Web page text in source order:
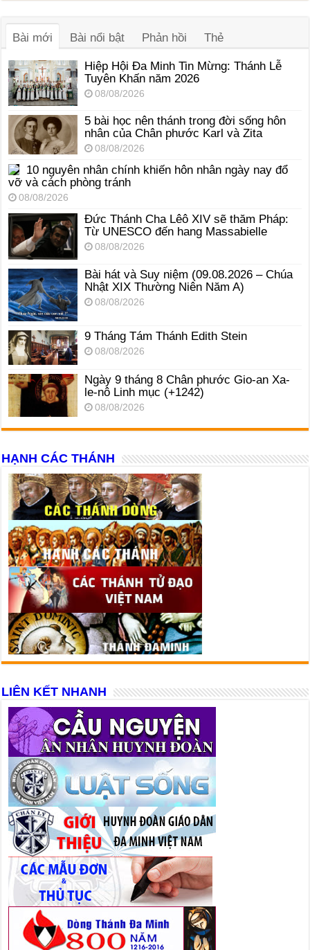
âm
Bài mới Bài nổi bật Phản hồi Thẻ
Hiệp Hội Đa Minh Tin Mừng: Thánh Lễ
Tuyên Khấn năm 2026
08/08/2026
5 bài học nên thánh trong đời sống hôn
nhân của Chân phước Karl và Zita
08/08/2026
10 nguyên nhân chính khiến hôn nhân ngày nay đổ
vỡ và cách phòng tránh
08/08/2026
Đức Thánh Cha Lêô XIV sẽ thăm Pháp:
Từ UNESCO đến hang Massabielle
08/08/2026
Bài hát và Suy niệm (09.08.2026 – Chúa
Nhật XIX Thường Niên Năm A)
08/08/2026
9 Tháng Tám Thánh Edith Stein
08/08/2026
Ngày 9 tháng 8 Chân phước Gio-an Xa-
le-nô Linh mục (+1242)
08/08/2026
HẠNH CÁC THÁNH
LIÊN KẾT NHANH